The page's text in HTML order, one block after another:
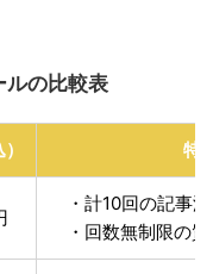
ルの比較表
特
・計10回の記事
・回数無制限の